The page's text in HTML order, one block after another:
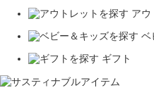
アウ
ベ
ギフト